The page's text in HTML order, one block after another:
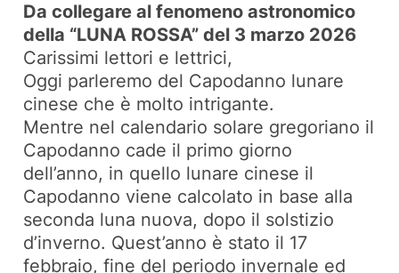
Da collegare al fenomeno astronomico
della “LUNA ROSSA” del 3 marzo 2026
Carissimi lettori e lettrici,
Oggi parleremo del Capodanno lunare
cinese che è molto intrigante.
Mentre nel calendario solare gregoriano il
Capodanno cade il primo giorno
dell’anno, in quello lunare cinese il
Capodanno viene calcolato in base alla
seconda luna nuova, dopo il solstizio
d’inverno. Quest’anno è stato il 17
febbraio, fine del periodo invernale ed